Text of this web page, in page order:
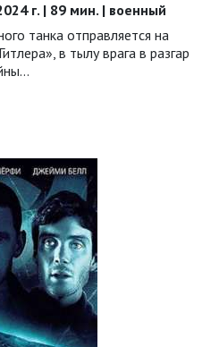
г. | 89 мин. | военный
танка отправляется на
в тылу врага в разгар